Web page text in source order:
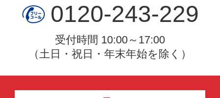
0120-243-229
受付時間 10:00～17:00
（土日・祝日・年末年始を除く）